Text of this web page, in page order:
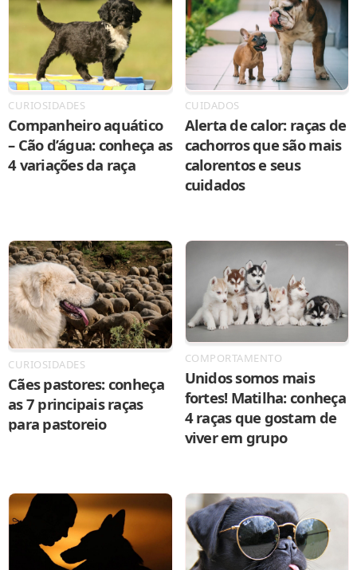
CURIOSIDADES
Companheiro aquático
– Cão d’água: conheça as
4 variações da raça
CUIDADOS
Alerta de calor: raças de
cachorros que são mais
calorentos e seus
cuidados
CURIOSIDADES
Cães pastores: conheça
as 7 principais raças
para pastoreio
COMPORTAMENTO
Unidos somos mais
fortes! Matilha: conheça
4 raças que gostam de
viver em grupo